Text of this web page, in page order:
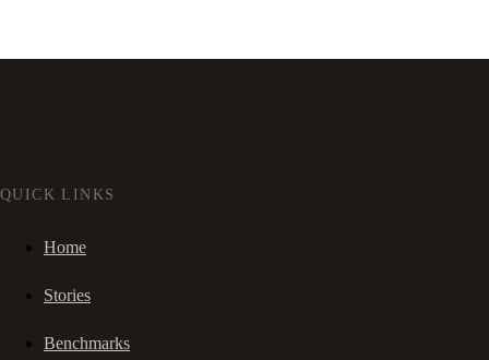
QUICK LINKS
Home
Stories
Benchmarks